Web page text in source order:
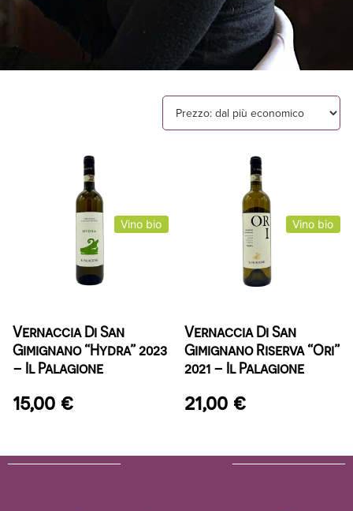
Vino bio
Vernaccia Di San
Gimignano “Hydra” 2023
– Il Palagione
15,00 €
Vino bio
Vernaccia Di San
Gimignano Riserva “Ori”
2021 – Il Palagione
21,00 €